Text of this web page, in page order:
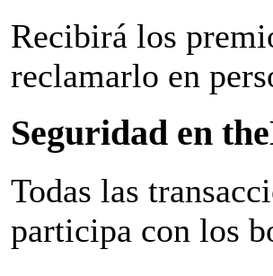
Recibirá los
reclamarlo en
Seguridad en
Todas las
participa con los